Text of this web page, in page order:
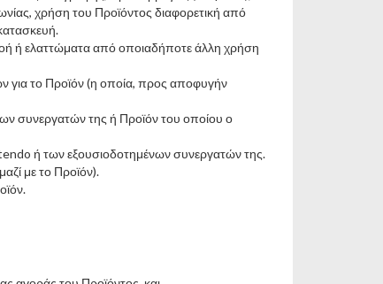
χρήση του Προϊόντος διαφορετική από
ή ελαττώματα από οποιαδήποτε άλλη χρήση
για το Προϊόν (η οποία, προς αποφυγήν
συνεργατών της ή Προϊόν του οποίου ο
ή των εξουσιοδοτημένων συνεργατών της.
με το Προϊόν).